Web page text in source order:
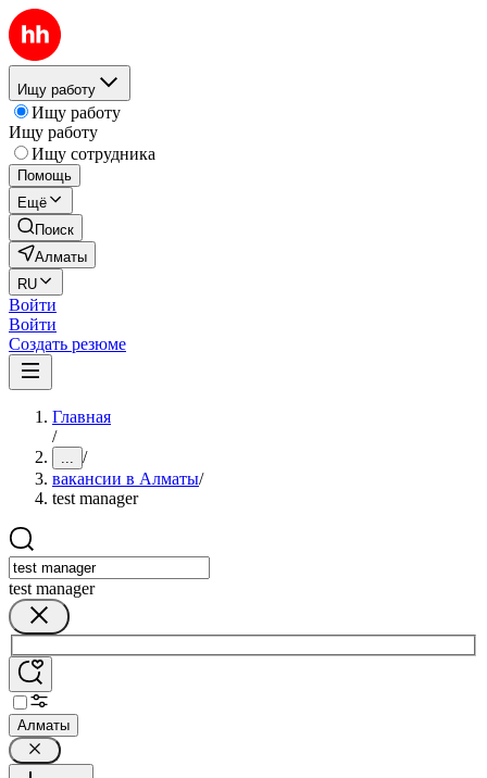
Ищу работу
Ищу работу
Ищу работу
Ищу сотрудника
Помощь
Ещё
Поиск
Алматы
RU
Войти
Войти
Создать резюме
Главная
/
... /
вакансии в Алматы/
test manager
test manager
Алматы